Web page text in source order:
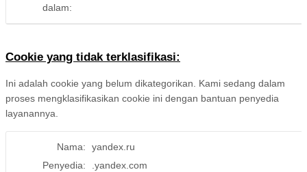
dalam:
Cookie yang tidak terklasifikasi:
Ini adalah cookie yang belum dikategorikan. Kami sedang dalam
proses mengklasifikasikan cookie ini dengan bantuan penyedia
layanannya.
Nama:
yandex.ru
Penyedia:
.yandex.com